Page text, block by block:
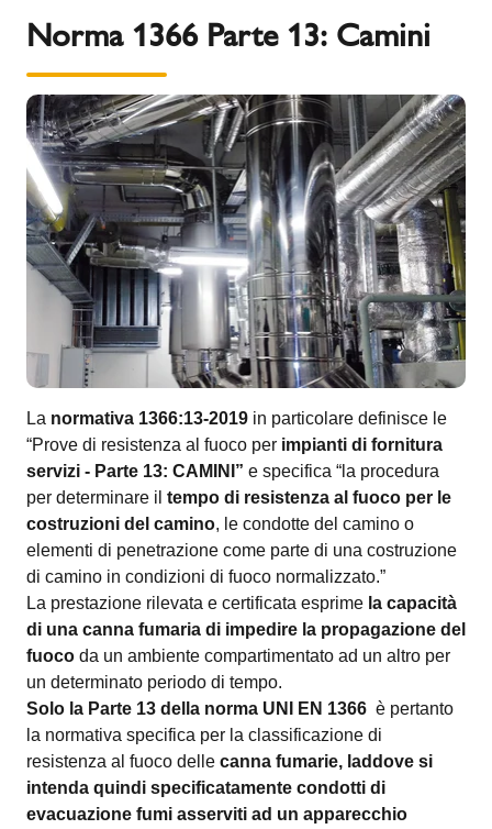
Norma 1366 Parte 13: Camini
La normativa 1366:13-2019 in particolare definisce le
“Prove di resistenza al fuoco per impianti di fornitura
servizi - Parte 13: CAMINI” e specifica “la procedura
per determinare il tempo di resistenza al fuoco per le
costruzioni del camino, le condotte del camino o
elementi di penetrazione come parte di una costruzione
di camino in condizioni di fuoco normalizzato.”
La prestazione rilevata e certificata esprime la capacità
di una canna fumaria di impedire la propagazione del
fuoco da un ambiente compartimentato ad un altro per
un determinato periodo di tempo.
Solo la Parte 13 della norma UNI EN 1366 è pertanto
la normativa specifica per la classificazione di
resistenza al fuoco delle canna fumarie, laddove si
intenda quindi specificatamente condotti di
evacuazione fumi asserviti ad un apparecchio